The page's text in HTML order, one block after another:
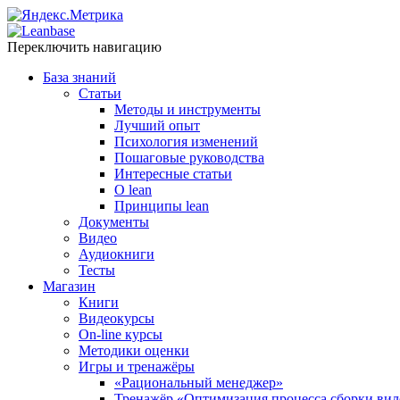
Переключить навигацию
База знаний
Статьи
Методы и инструменты
Лучший опыт
Психология изменений
Пошаговые руководства
Интересные статьи
O lean
Принципы lean
Документы
Видео
Аудиокниги
Тесты
Магазин
Книги
Видеокурсы
On-line курсы
Методики оценки
Игры и тренажёры
«Рациональный менеджер»